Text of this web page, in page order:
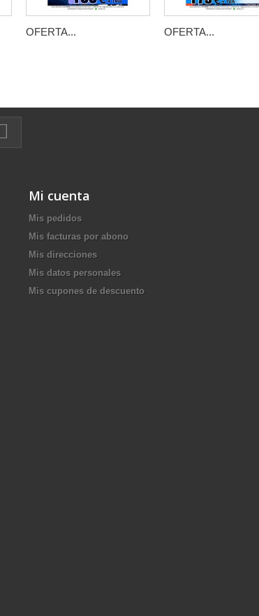
OFERTA... OFERTA...
Mi cuenta
Mis pedidos
Mis facturas por abono
Mis direcciones
Mis datos personales
Mis cupones de descuento